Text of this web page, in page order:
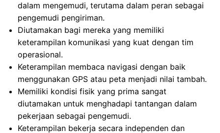
dalam mengemudi, terutama dalam peran sebagai
pengemudi pengiriman.
Diutamakan bagi mereka yang memiliki
keterampilan komunikasi yang kuat dengan tim
operasional.
Keterampilan membaca navigasi dengan baik
menggunakan GPS atau peta menjadi nilai tambah.
Memiliki kondisi fisik yang prima sangat
diutamakan untuk menghadapi tantangan dalam
pekerjaan sebagai pengemudi.
Keterampilan bekerja secara independen dan